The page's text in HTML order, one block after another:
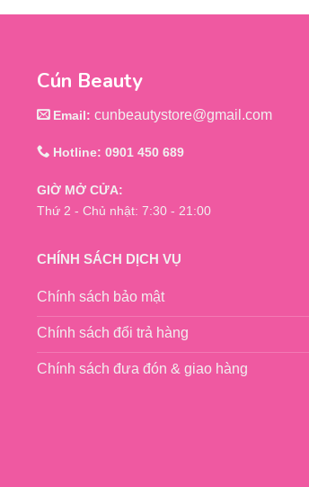
Cún Beauty
Email: cunbeautystore@gmail.com
Hotline: 0901 450 689
GIỜ MỞ CỬA:
Thứ 2 - Chủ nhật: 7:30 - 21:00
CHÍNH SÁCH DỊCH VỤ
Chính sách bảo mật
Chính sách đổi trả hàng
Chính sách đưa đón & giao hàng